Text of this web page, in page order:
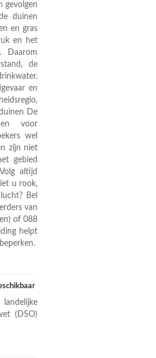
gevolgen
duinen
en gras
en het
Daarom
de
en
De
voor
wel
zijn niet
gebied
altijd
u rook,
Bel
van
of 088
helpt
(DSO)